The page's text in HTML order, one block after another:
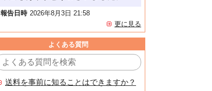
報告日時 2026年8月3日 21:58
更に見る
よくある質問
送料を事前に知ることはできますか？